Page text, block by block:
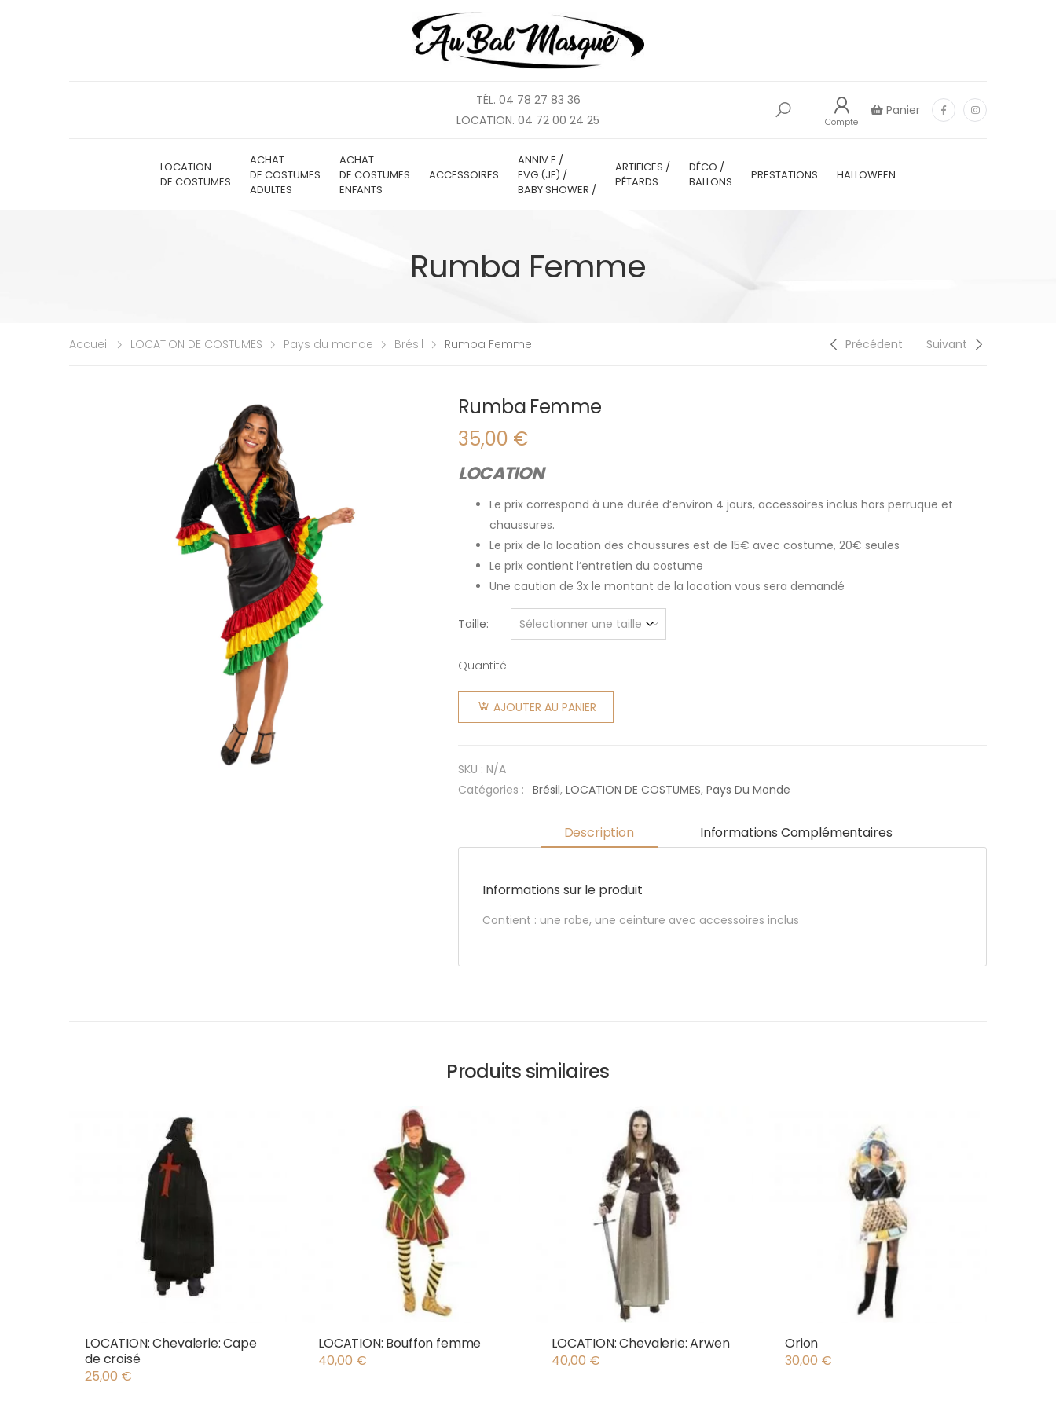
TÉL. 04 78 27 83 36
LOCATION. 04 72 00 24 25
Compte
Panier
LOCATION
DE COSTUMES
ACHAT
DE COSTUMES
ADULTES
ACHAT
DE COSTUMES
ENFANTS
ACCESSOIRES
ANNIV.E /
EVG (JF) /
BABY SHOWER /
ARTIFICES /
PÉTARDS
DÉCO./
BALLONS
PRESTATIONS HALLOWEEN
Rumba Femme
Accueil LOCATION DE COSTUMES Pays du monde Brésil Rumba Femme Précédent Suivant
Rumba Femme
35,00 €
LOCATION
Le prix correspond à une durée d’environ 4 jours, accessoires inclus hors perruque et
chaussures.
Le prix de la location des chaussures est de 15€ avec costume, 20€ seules
Le prix contient l’entretien du costume
Une caution de 3x le montant de la location vous sera demandé
Taille
Quantité:
quantité
de
Rumba
AJOUTER AU PANIER
SKU : N/A
Catégories : Brésil, LOCATION DE COSTUMES, Pays Du Monde
Description Informations Complémentaires
Informations sur le produit
Contient : une robe, une ceinture avec accessoires inclus
Produits similaires
LOCATION: Chevalerie: Cape
de croisé
25,00 €
LOCATION: Bouffon femme
40,00 €
LOCATION: Chevalerie: Arwen
40,00 €
Orion
30,00 €